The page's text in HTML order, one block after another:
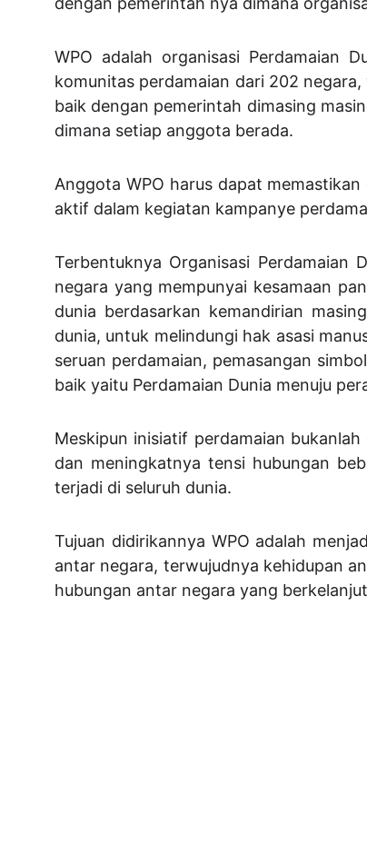
WPO adalah organisasi Perdamaian
komunitas perdamaian dari 202
baik dengan pemerintah dimasing
dimana setiap anggota berada.
Anggota WPO harus dapat
aktif dalam kegiatan kampanye
Terbentuknya Organisasi Perdamaian
negara yang mempunyai kesamaan
dunia berdasarkan kemandirian
dunia, untuk melindungi hak asasi
seruan perdamaian, pemasangan
baik yaitu Perdamaian Dunia menuju
Meskipun inisiatif perdamaian
dan meningkatnya tensi hubungan
terjadi di seluruh dunia.
Tujuan didirikannya WPO adalah
antar negara, terwujudnya kehidupan
hubungan antar negara yang